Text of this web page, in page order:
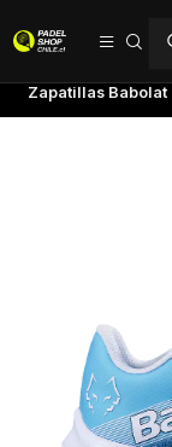
Zapatillas Babolat